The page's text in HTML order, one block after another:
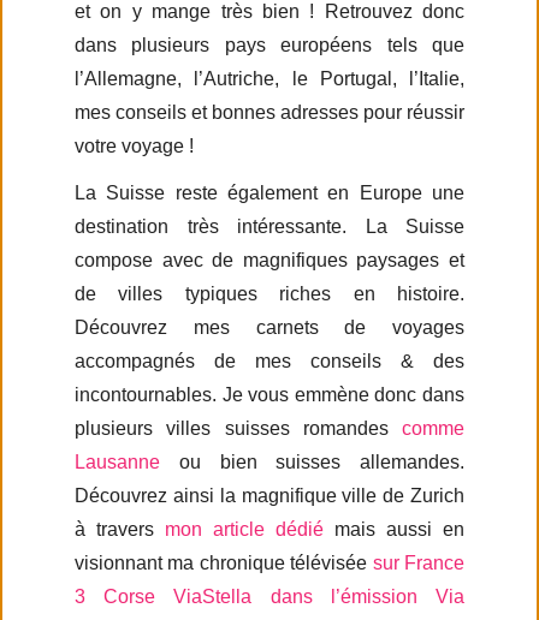
et on y mange très bien ! Retrouvez donc
dans plusieurs pays européens tels que
l’Allemagne, l’Autriche, le Portugal, l’Italie,
mes conseils et bonnes adresses pour réussir
votre voyage !
La Suisse reste également en Europe une
destination très intéressante. La Suisse
compose avec de magnifiques paysages et
de villes typiques riches en histoire.
Découvrez mes carnets de voyages
accompagnés de mes conseils & des
incontournables. Je vous emmène donc dans
plusieurs villes suisses romandes comme
Lausanne ou bien suisses allemandes.
Découvrez ainsi la magnifique ville de Zurich
à travers mon article dédié mais aussi en
visionnant ma chronique télévisée sur France
3 Corse ViaStella dans l’émission Via